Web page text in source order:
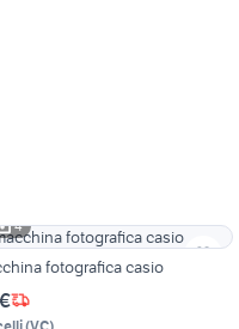
4
fotografica casio